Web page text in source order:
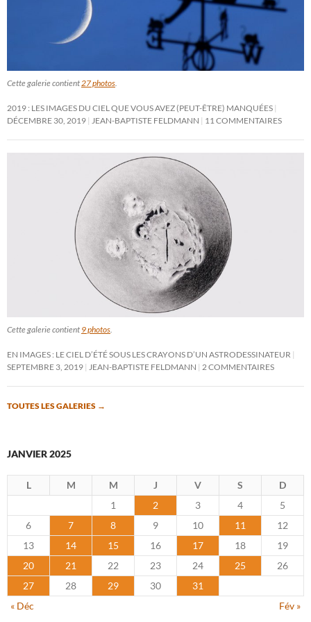
Cette galerie contient27 photos.
2019 : LES IMAGES DU CIEL QUE VOUS AVEZ (PEUT-ÊTRE) MANQUÉES
DÉCEMBRE 30, 2019 JEAN-BAPTISTE FELDMANN 11 COMMENTAIRES
Cette galerie contient 9 photos.
EN IMAGES : LE CIEL D’ÉTÉ SOUS LES CRAYONS D’UN ASTRODESSINATEUR
SEPTEMBRE 3, 2019 JEAN-BAPTISTE FELDMANN 2 COMMENTAIRES
TOUTES LES GALERIES →
JANVIER 2025
L M M J V S
D
1
2 3 4
5
6
7 8 9 10 11
12
13
14 15 16 17 18
19
20
21 22 23 24 25
26
27
28 29 30
31
« Déc
Fév »